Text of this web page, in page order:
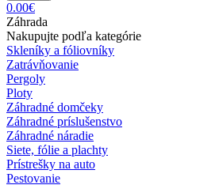
0.00€
Záhrada
Nakupujte podľa kategórie
Skleníky a fóliovníky
Zatrávňovanie
Pergoly
Ploty
Záhradné domčeky
Záhradné príslušenstvo
Záhradné náradie
Siete, fólie a plachty
Prístrešky na auto
Pestovanie